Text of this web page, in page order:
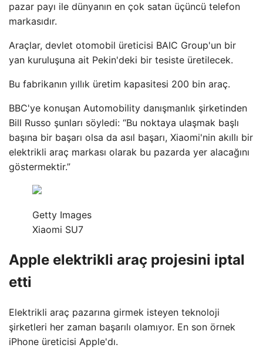
pazar payı ile dünyanın en çok satan üçüncü telefon
markasıdır.
Araçlar, devlet otomobil üreticisi BAIC Group'un bir
yan kuruluşuna ait Pekin'deki bir tesiste üretilecek.
Bu fabrikanın yıllık üretim kapasitesi 200 bin araç.
BBC'ye konuşan Automobility danışmanlık şirketinden
Bill Russo şunları söyledi: “Bu noktaya ulaşmak başlı
başına bir başarı olsa da asıl başarı, Xiaomi'nin akıllı bir
elektrikli araç markası olarak bu pazarda yer alacağını
göstermektir.”
Getty Images
Xiaomi SU7
Apple elektrikli araç projesini iptal
etti
Elektrikli araç pazarına girmek isteyen teknoloji
şirketleri her zaman başarılı olamıyor. En son örnek
iPhone üreticisi Apple'dı.